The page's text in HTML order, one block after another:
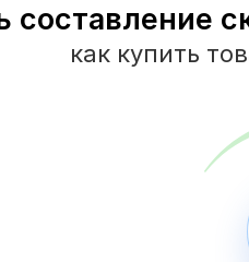
составление
как купить